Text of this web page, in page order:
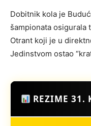
Dobitnik kola je
šampionata osigurala
Otrant koji je u
Jedinstvom ostao
REZIME 31.